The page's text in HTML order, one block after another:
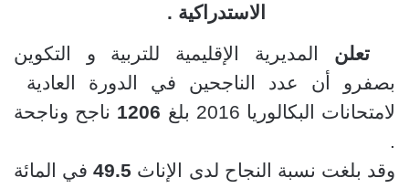
الاستدراكية .
تعلن المديرية الإقليمية للتربية و التكوين
بصفرو أن عدد الناجحين في الدورة العادية
لامتحانات البكالوريا 2016 بلغ
1206 ناجح وناجحة
.
وقد بلغت نسبة النجاح لدى الإناث 49.5 في المائة